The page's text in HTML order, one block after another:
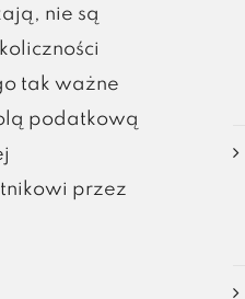
nie są
tak ważne
podatkową
przez